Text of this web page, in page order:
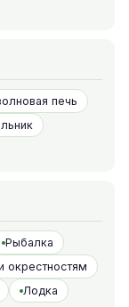
печь
Рыбалка
окрестностям
Лодка